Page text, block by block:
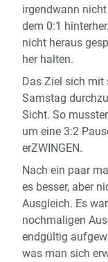
irgendwann
dem 0:1
nicht heraus
her halten.
Das Ziel sich mit
Samstag
Sicht. So
um eine 3:2
erZWINGEN.
Nach ein paar
es besser, aber
Ausgleich. Es
nochmaligen
endgültig
was man sich